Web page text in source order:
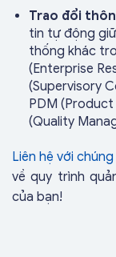
Trao đổi
tin tự động
thống khác
(Enterprise
(Supervisory
PDM
(Quality
Liên hệ với
về quy trình
của bạn!